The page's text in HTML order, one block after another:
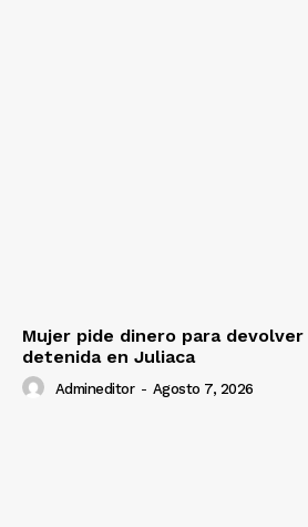
Mujer pide dinero para
detenida en Juliaca
Admineditor - Agosto 7, 2026